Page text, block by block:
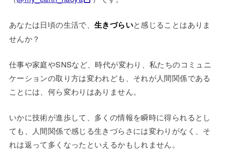
あなたは日頃の生活で、生きづらいと感じることはありま
せんか？
仕事や家庭やSNSなど、時代が変わり、私たちのコミュニ
ケーションの取り方は変われども、それが人間関係である
ことには、何ら変わりはありません。
いかに技術が進歩して、多くの情報を瞬時に得られるとし
ても、人間関係で感じる生きづらさには変わりがなく、そ
れは返って多くなったといえるかもしれません。